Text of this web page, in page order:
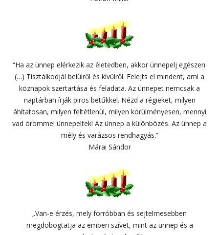
“Ha az ünnep elérkezik az életedben, akkor ünnepelj egészen.
(…) Tisztálkodjál belülről és kívülről. Felejts el mindent, ami a
köznapok szertartása és feladata. Az ünnepet nemcsak a
naptárban írják piros betűkkel. Nézd a régieket, milyen
áhítatosan, milyen feltétlenül, milyen körülményesen, mennyi
vad örömmel ünnepeltek! Az ünnep a különbözés. Az ünnep a
mély és varázsos rendhagyás.”
Márai Sándor
„Van-e érzés, mely forróbban és sejtelmesebben
megdobogtatja az emberi szívet, mint az ünnep és a